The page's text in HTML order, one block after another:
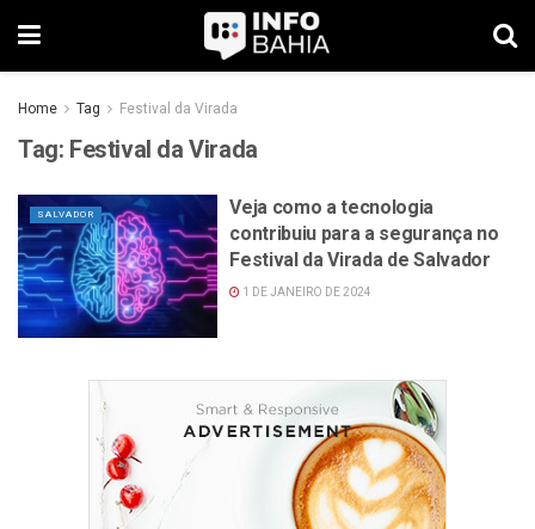
Home Tag Festival da Virada
Tag: Festival da Virada
SALVADOR
Veja como a tecnologia
contribuiu para a segurança no
Festival da Virada de Salvador
1 DE JANEIRO DE 2024